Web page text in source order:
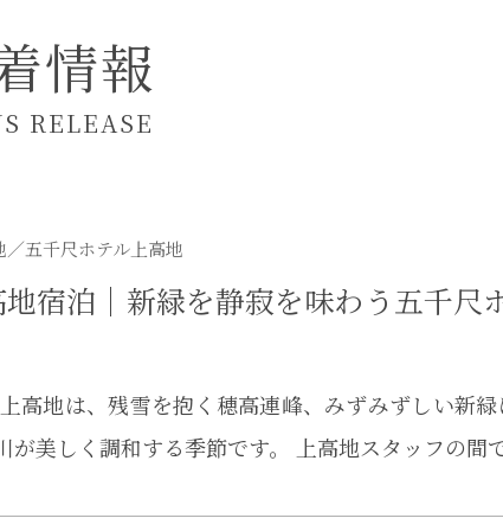
情報
RELEASE
／五千尺ホテル上高地
宿泊｜新緑を静寂を味わう五千尺
高地は、残雪を抱く穂高連峰、みずみずしい新
が美しく調和する季節です。 上高地スタッフの